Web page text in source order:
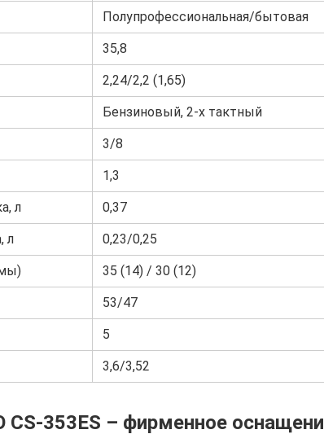
Полупрофессиональная/бытовая
35,8
2,24/2,2 (1,65)
Бензиновый, 2-х тактный
3/8
1,3
л 0,37
л 0,23/0,25
35 (14) / 30 (12)
53/47
5
3,6/3,52
CS-353ES – фирменное